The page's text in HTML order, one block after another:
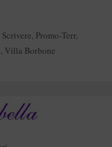
, Promo-Terr,
, Villa Borbone